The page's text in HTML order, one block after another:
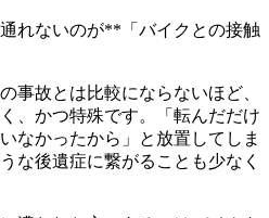
れないのが**「バイクとの接触
事故とは比較にならないほど、
、かつ特殊です。「転んだだけ
なかったから」と放置してしま
な後遺症に繋がることも少なく